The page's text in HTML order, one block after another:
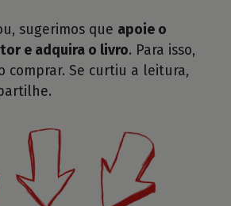
sugerimos que apoie o
e adquira o livro. Para isso,
comprar. Se curtiu a leitura,